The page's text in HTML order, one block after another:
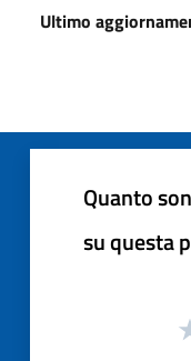
Ultimo
Quanto
su questa